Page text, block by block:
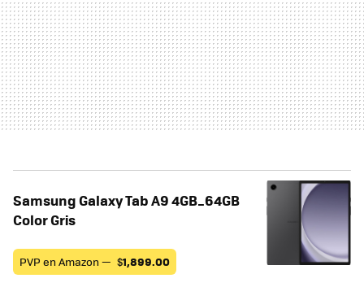
Samsung Galaxy Tab A9 4GB_64GB
Color Gris
PVP en Amazon — $1,899.00